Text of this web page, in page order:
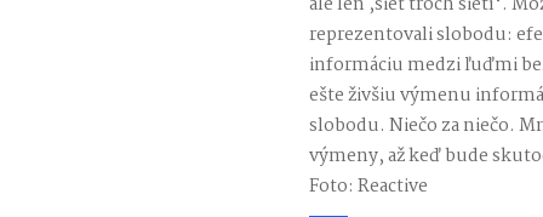
reprezentovali slobodu:
informáciu medzi ľuďmi
ešte živšiu výmenu
slobodu. Niečo za niečo.
výmeny, až keď bude
Foto: Reactive